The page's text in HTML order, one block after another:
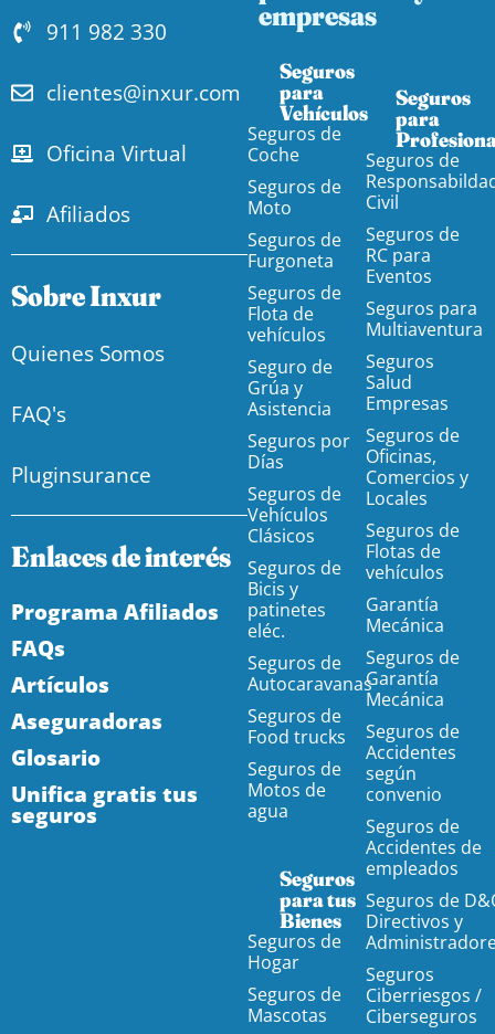
911 982 330
clientes@inxur.com
Oficina Virtual
Afiliados
Sobre Inxur
Quienes Somos
FAQ's
Pluginsurance
Enlaces de interés
Programa Afiliados
FAQs
Artículos
Aseguradoras
Glosario
Unifica gratis tus
seguros
empresas
Seguros
para
Vehículos​
Seguros de
Coche
Seguros de
Moto
Seguros de
Furgoneta
Seguros de
Flota de
vehículos
Seguro de
Grúa y
Asistencia
Seguros por
Días
Seguros de
Vehículos
Clásicos
Seguros de
Bicis y
patinetes
eléc.
Seguros de
Autocaravanas
Seguros de
Food trucks
Seguros de
Motos de
agua
Seguros
para tus
Bienes
Seguros de
Hogar
Seguros de
Mascotas
Seguros
para
Seguros de
Civil
Seguros de
RC para
Eventos
Seguros para
Multiaventura
Seguros
Salud
Empresas
Seguros de
Oficinas,
Comercios y
Locales
Seguros de
Flotas de
vehículos
Garantía
Mecánica
Seguros de
Garantía
Mecánica
Seguros de
Accidentes
según
convenio
Seguros de
Accidentes de
empleados
Seguros de
Directivos y
Seguros
Ciberriesgos /
Ciberseguros